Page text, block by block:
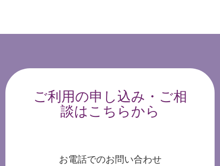
ご利用の申し込み・ご相
談はこちらから
お電話でのお問い合わせ